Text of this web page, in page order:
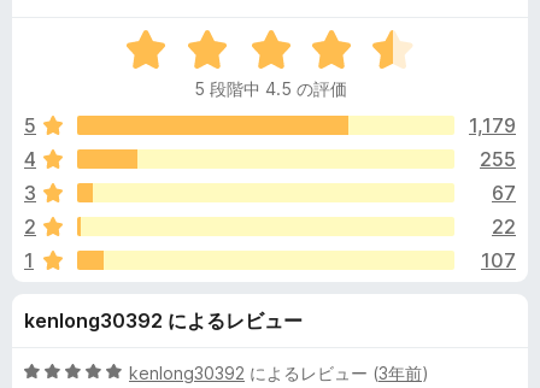
ラ
ウ
ザ
ー
ド
オ
ン
s
t
O
n
l
5
段
中
.
の
価
5 段階中 4.5 の評価
5
1,179
4
255
3
67
2
22
1
107
kenlong30392 によるレビュー
5
kenlong30392 によるレビュー (3年前)